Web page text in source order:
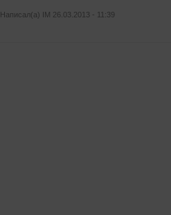
Написал(а) IM 26.03.2013 - 11:39